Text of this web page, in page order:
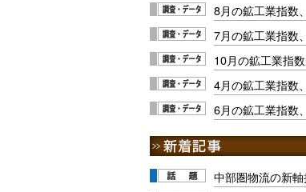
8月の鉱工業指数
7月の鉱工業指数
10月の鉱工業指
4月の鉱工業指数
6月の鉱工業指数
中部圏物流の新